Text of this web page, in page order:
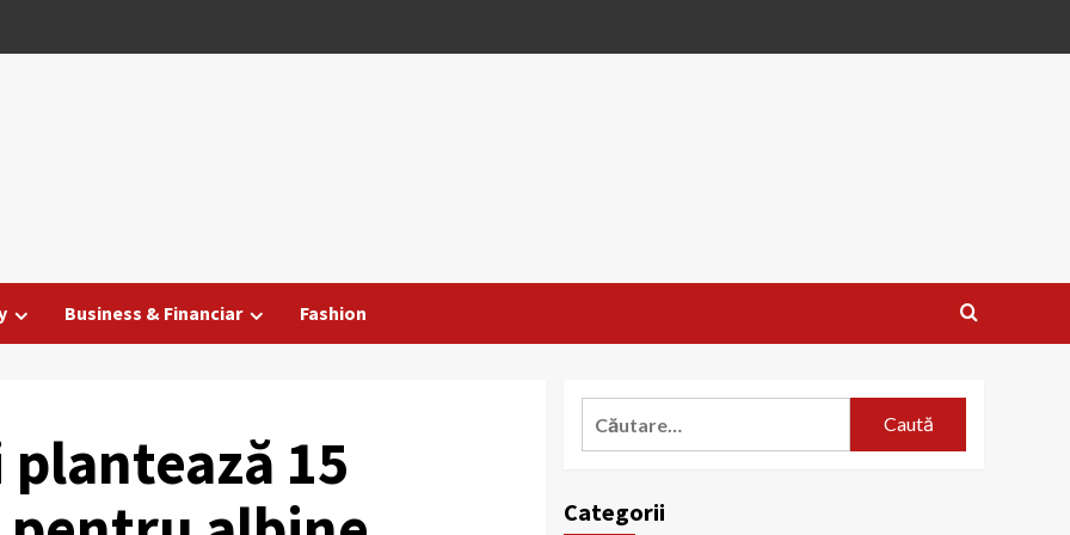
Business & Financiar Fashion
15
Categorii